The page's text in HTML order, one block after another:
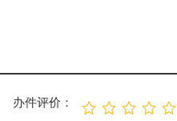
办件评价：